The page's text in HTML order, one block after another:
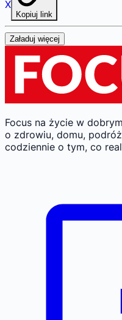
X
Kopiuj link
Załaduj więcej
Focus na życie w
o zdrowiu, domu,
codziennie o tym, co